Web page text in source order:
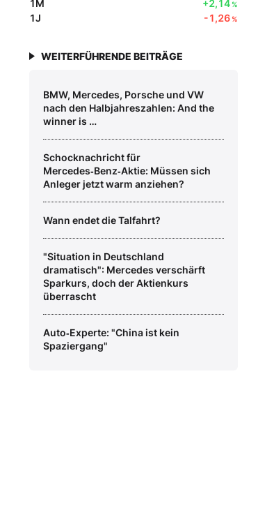
1M +2,14%
1J -1,26%
WEITERFÜHRENDE BEITRÄGE
BMW, Mercedes, Porsche und VW
nach den Halbjahreszahlen: And the
winner is …
Schocknachricht für
Mercedes‑Benz‑Aktie: Müssen sich
Anleger jetzt warm anziehen?
Wann endet die Talfahrt?
"Situation in Deutschland
dramatisch": Mercedes verschärft
Sparkurs, doch der Aktienkurs
überrascht
Auto‑Experte: "China ist kein
Spaziergang"